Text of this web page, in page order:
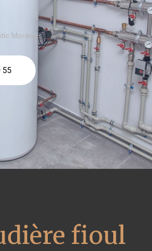
Morangis
55
fioul